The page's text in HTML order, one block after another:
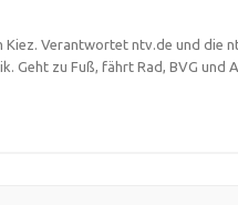
Kiez. Verantwortet ntv.de und die
Geht zu Fuß, fährt Rad, BVG und